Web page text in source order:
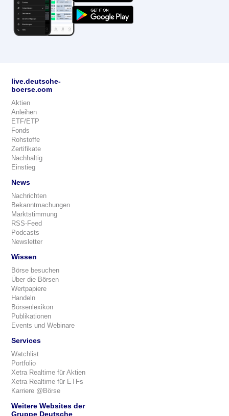
live.deutsche-
boerse.com
Aktien
Anleihen
ETF/ETP
Fonds
Rohstoffe
Zertifikate
Nachhaltig
Einstieg
News
Nachrichten
Bekanntmachungen
Marktstimmung
RSS-Feed
Podcasts
Newsletter
Wissen
Börse besuchen
Über die Börsen
Wertpapiere
Handeln
Börsenlexikon
Publikationen
Events und Webinare
Services
Watchlist
Portfolio
Xetra Realtime für Aktien
Xetra Realtime für ETFs
Karriere @Börse
Weitere Websites der
Gruppe Deutsche